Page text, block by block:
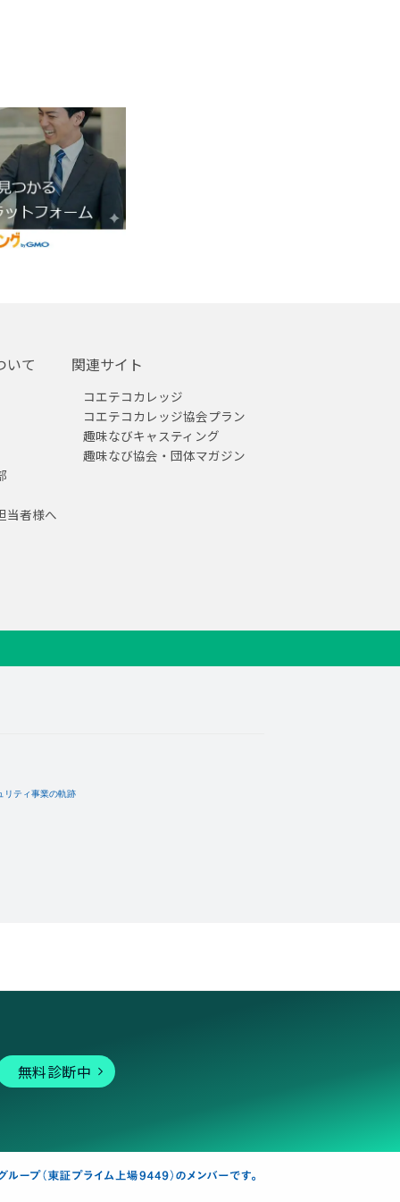
いて
当者様へ
関連サイト
コエテコカレッジ
コエテコカレッジ協会プラン
趣味なびキャスティング
趣味なび協会・団体マガジン
無料診断中